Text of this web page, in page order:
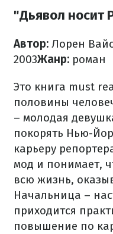
"Дьявол носит
Автор: Лорен
2003Жанр: роман
Это книга must
половины
– молодая
покорять Нью-
карьеру
мод и понимает,
всю жизнь,
Начальница –
приходится
повышение по